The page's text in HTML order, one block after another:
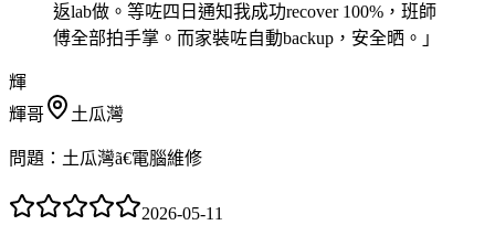
返lab做。等咗四日通知我成功recover 100%，班師
傅全部拍手掌。而家裝咗自動backup，安全晒。 」
輝
輝哥
土瓜灣
問題： 土瓜灣ã€電腦維修
2026-05-11